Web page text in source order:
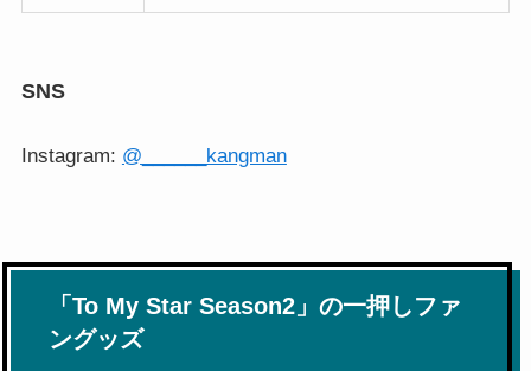
SNS
Instagram: @______kangman
「To My Star Season2」の一押しファ
ングッズ